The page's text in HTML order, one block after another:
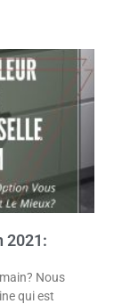
2021:
Nous
qui est